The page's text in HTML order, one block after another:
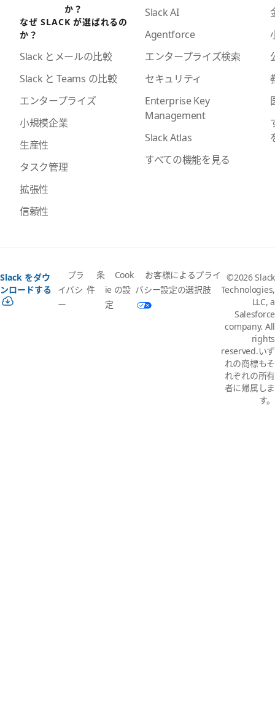
か？
なぜ SLACK が選ばれるの
か？
Slack とメールの比較
Slack と Teams の比較
エンタープライズ
小規模企業
生産性
タスク管理
拡張性
信頼性
Slack AI
Agentforce
エンタープライズ検索
セキュリティ
Enterprise Key
Management
Slack Atlas
すべての機能を見る
Slack をダウ
ンロードする
プラ
イバシ
ー
条
件
Cook
ie の設
定
お客様によるプライ
バシー設定の選択肢
©2026 Slack
Technologies,
LLC, a
Salesforce
company. All
rights
reserved.いず
れの商標もそ
れぞれの所有
者に帰属しま
す。